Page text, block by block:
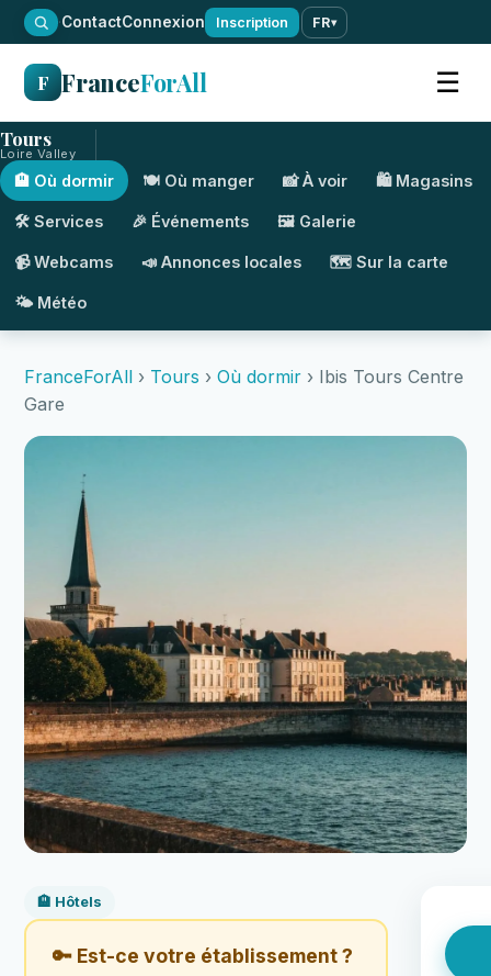
·ContactConnexion Inscription FR▾
F FranceForAll ☰
Tours
Loire Valley
🏨 Où dormir 🍽️ Où manger 📸 À voir 🛍️ Magasins
🛠️ Services 🎉 Événements 🖼️ Galerie
📹 Webcams 📣 Annonces locales 🗺️ Sur la carte
🌤️ Météo
FranceForAll › Tours › Où dormir › Ibis Tours Centre
Gare
🏨 Hôtels
🔑 Est-ce votre établissement ?